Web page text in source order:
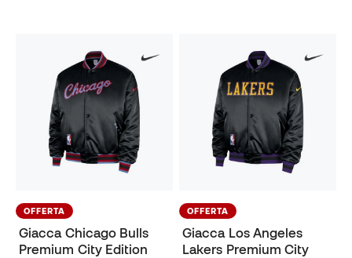
OFFERTA
Giacca Chicago Bulls
Premium City Edition
OFFERTA
Giacca Los Angeles
Lakers Premium City